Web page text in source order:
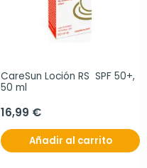
CareSun Loción RS  SPF 50+,
50 ml
16,99 €
Añadir al carrito